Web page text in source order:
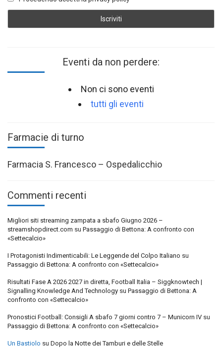
Eventi da non perdere:
Non ci sono eventi
tutti gli eventi
Farmacie di turno
Farmacia S. Francesco – Ospedalicchio
Commenti recenti
Migliori siti streaming zampata a sbafo Giugno 2026 –
streamshopdirect.com su Passaggio di Bettona: A confronto con
«Settecalcio»
I Protagonisti Indimenticabili: Le Leggende del Colpo Italiano su
Passaggio di Bettona: A confronto con «Settecalcio»
Risultati Fase A 2026 2027 in diretta, Football Italia – Siggknowtech |
Signalling Knowledge And Technology su Passaggio di Bettona: A
confronto con «Settecalcio»
Pronostici Football: Consigli A sbafo 7 giorni contro 7 – Municorn IV su
Passaggio di Bettona: A confronto con «Settecalcio»
Un Bastiolo su Dopo la Notte dei Tamburi e delle Stelle